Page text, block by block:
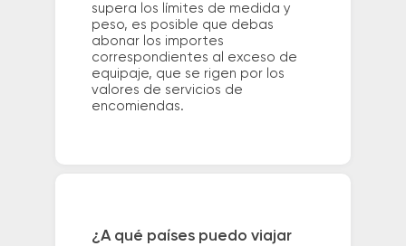
supera los límites de medida y
peso, es posible que debas
abonar los importes
correspondientes al exceso de
equipaje, que se rigen por los
valores de servicios de
encomiendas.
¿A qué países puedo viajar